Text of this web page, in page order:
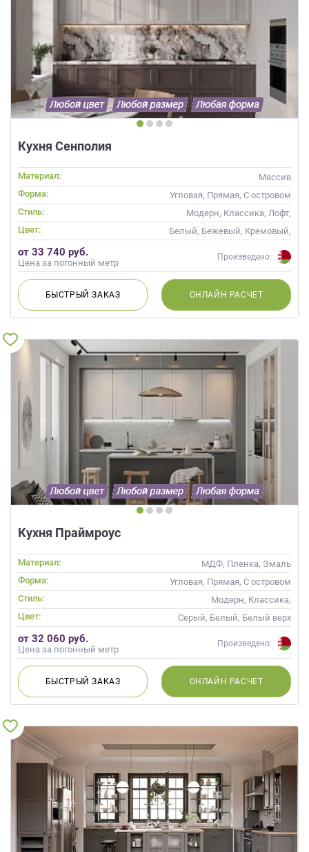
Кухня Сенполия
Материал:
Массив
Форма:
Угловая, Прямая, С островом
Стиль:
Модерн, Классика, Лофт,
Скандинавский, Неоклассика,
Современные
Цвет:
Белый, Бежевый, Кремовый,
Коричневый, Капучино, Белый
верх темный низ
от 33 740 руб.
Цена за погонный метр
Произведено:
БЫСТРЫЙЗАКАЗ ОНЛАЙН РАСЧЕТ
Кухня Праймроус
Материал:
МДФ, Пленка, Эмаль
Форма:
Угловая, Прямая, С островом
Стиль:
Модерн, Классика,
Скандинавский, Неоклассика,
Современные
Цвет:
Серый, Белый, Белый верх
темный низ
от 32 060 руб.
Цена за погонный метр
Произведено:
БЫСТРЫЙЗАКАЗ ОНЛАЙН РАСЧЕТ